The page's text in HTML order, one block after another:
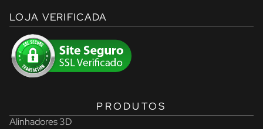
LOJA VERIFICADA
PRODUTOS
Alinhadores 3D